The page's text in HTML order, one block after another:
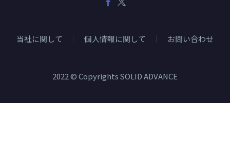
当社に関して 個人情報に関して お問い合わせ
2022 © Copyrights SOLID ADVANCE